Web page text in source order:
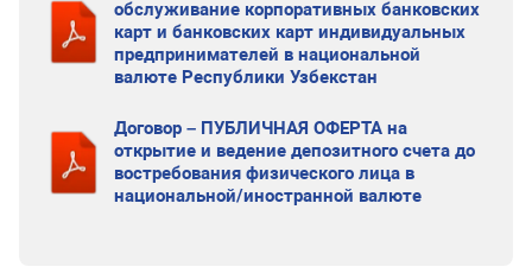
обслуживание корпоративных банковских
карт и банковских карт индивидуальных
предпринимателей в национальной
валюте Республики Узбекстан
Договор – ПУБЛИЧНАЯ ОФЕРТА на
открытие и ведение депозитного счета до
востребования физического лица в
национальной/иностранной валюте